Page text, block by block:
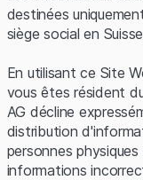
destinées
siège social en
En utilisant ce Site
vous êtes résident
AG décline
distribution
personnes
informations